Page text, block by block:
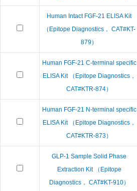
Human Intact FGF-21 ELISA Kit
（Epitope Diagnostics， CAT#KT-
879）
Human FGF-21 C-terminal specific
ELISA Kit （Epitope Diagnostics，
CAT#KTR-874）
Human FGF-21 N-terminal specific
ELISA Kit （Epitope Diagnostics，
CAT#KTR-873）
GLP-1 Sample Solid Phase
Extraction Kit （Epitope
Diagnostics， CAT#KT-910）